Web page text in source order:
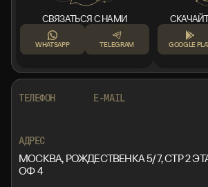
СВЯЗАТЬСЯ С НАМИ
WHATSAPP TELEGRAM GOOGLE
ТЕЛЕФОН E-MAIL
АДРЕС
МОСКВА, РОЖДЕСТВЕНКА 5/7, СТР 2
ОФ 4